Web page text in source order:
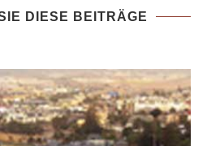
DIESE BEITRÄGE